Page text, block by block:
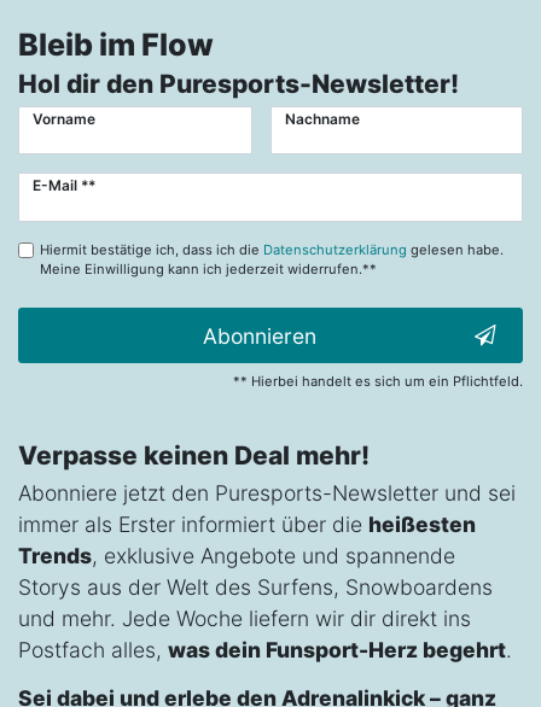
Bleib im Flow
Hol dir den Puresports-Newsletter!
Vorname Nachname
E-Mail **
Newsletter
Hiermit bestätige ich, dass ich die Datenschutzerklärung gelesen habe.
Meine Einwilligung kann ich jederzeit widerrufen.**
Abonnieren
** Hierbei handelt es sich um ein Pflichtfeld.
Verpasse keinen Deal mehr!
Abonniere jetzt den Puresports-Newsletter und sei
immer als Erster informiert über die heißesten
Trends, exklusive Angebote und spannende
Storys aus der Welt des Surfens, Snowboardens
und mehr. Jede Woche liefern wir dir direkt ins
Postfach alles, was dein Funsport-Herz begehrt.
Sei dabei und erlebe den Adrenalinkick – ganz